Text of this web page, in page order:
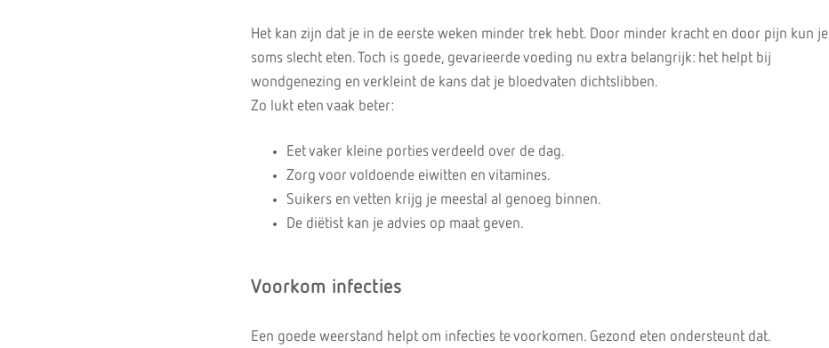
Het kan zijn dat je in de eerste weken minder trek hebt. Door minder kracht en door pijn kun je
soms slecht eten. Toch is goede, gevarieerde voeding nu extra belangrijk: het helpt bij
wondgenezing en verkleint de kans dat je bloedvaten dichtslibben.
Zo lukt eten vaak beter:
Eet vaker kleine porties verdeeld over de dag.
Zorg voor voldoende eiwitten en vitamines.
Suikers en vetten krijg je meestal al genoeg binnen.
De diëtist kan je advies op maat geven.
Voorkom infecties
Een goede weerstand helpt om infecties te voorkomen. Gezond eten ondersteunt dat.